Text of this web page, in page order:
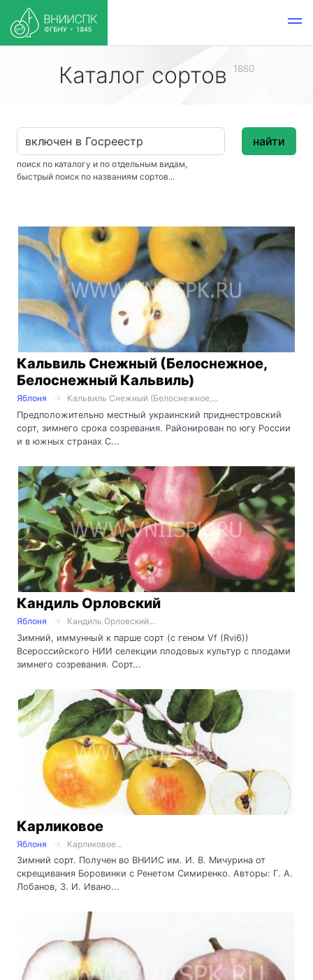
Каталог сортов 1860
поиск по каталогу и по отдельным видам,
быстрый поиск по названиям сортов...
найти
Кальвиль Снежный (Белоснежное,
Белоснежный Кальвиль)
Яблоня
Кальвиль Снежный (Белоснежное,...
Предположительно местный украинский приднестровский
сорт, зимнего срока созревания. Районирован по югу России
и в южных странах С...
Кандиль Орловский
Яблоня
Кандиль Орловский...
Зимний, иммунный к парше сорт (с геном Vf (Rvi6))
Всероссийского НИИ селекции плодовых культур с плодами
зимнего созревания. Сорт...
Карликовое
Яблоня
Карликовое...
Зимний сорт. Получен во ВНИИС им. И. В. Мичурина от
скрещивания Боровинки с Ренетом Симиренко. Авторы: Г. А.
Лобанов, З. И. Ивано...